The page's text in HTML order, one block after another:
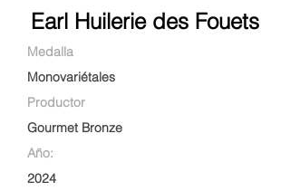
Earl Huilerie des Fouets
Medalla
Monovariétales
Productor
Gourmet Bronze
Año:
2024